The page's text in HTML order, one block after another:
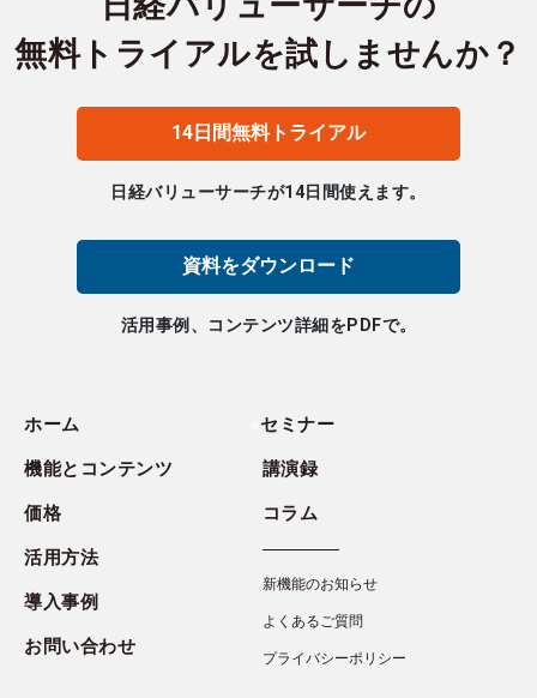
ホーム
機能とコンテンツ
価格
活用方法
導入事例
お問い合わせ
セミナー
講演録
コラム
新機能のお知らせ
よくあるご質問
プライバシーポリシー
無料トライアルを試しませんか？
14日間無料トライアル
日経バリューサーチが14日間使えます。
資料をダウンロード
活用事例、コンテンツ詳細をPDFで。